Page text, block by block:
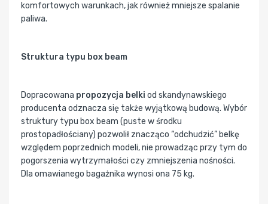
komfortowych warunkach, jak również mniejsze spalanie
paliwa.
Struktura typu box beam
Dopracowana propozycja belki od skandynawskiego
producenta odznacza się także wyjątkową budową. Wybór
struktury typu box beam (puste w środku
prostopadłościany) pozwolił znacząco “odchudzić” belkę
względem poprzednich modeli, nie prowadząc przy tym do
pogorszenia wytrzymałości czy zmniejszenia nośności.
Dla omawianego bagażnika wynosi ona 75 kg.